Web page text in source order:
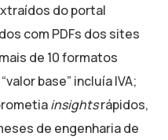
do portal
com PDFs dos sites
de 10 formatos
base” incluía IVA;
insightsrápidos,
de engenharia de